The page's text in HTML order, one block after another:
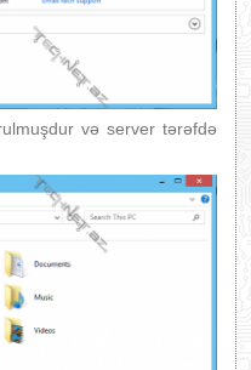
və server tərəfdə